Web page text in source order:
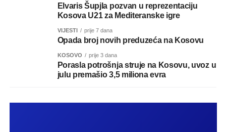
Elvaris Šupjla pozvan u reprezentaciju
Kosova U21 za Mediteranske igre
VIJESTI prije 7 dana
Opada broj novih preduzeća na Kosovu
KOSOVO prije 3 dana
Porasla potrošnja struje na Kosovu, uvoz u
julu premašio 3,5 miliona evra